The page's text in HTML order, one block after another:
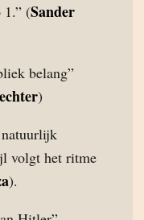
1.” (Sander
belang”
)
volgt het ritme
).